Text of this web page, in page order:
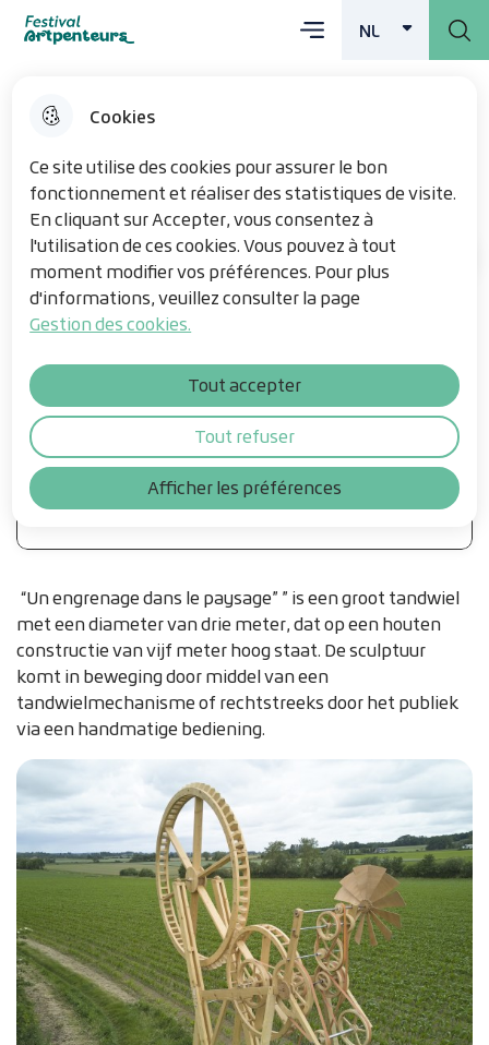
Cookies
Ce site utilise des cookies pour assurer le bon
fonctionnement et réaliser des statistiques de visite.
En cliquant sur Accepter, vous consentez à
l'utilisation de ces cookies. Vous pouvez à tout
moment modifier vos préférences. Pour plus
d'informations, veuillez consulter la page
Gestion des cookies.
Afficher les préférences
Tout accepter
Tout refuser
Skip
to
Overslaan en
naar de inhoud
Skip
to site
map
Festival Artpenteurs NL
DUTCH ACTIVE
Menu
Un engrenage dans le paysage
Home De kunstwerken
Van Stéphane Cauchy, op het
Weggetje van Oxelaëre in Sainte-
Marie-Cappel.
Table of contents
“Un engrenage dans le paysage” ” is een groot tandwiel
met een diameter van drie meter, dat op een houten
constructie van vijf meter hoog staat. De sculptuur
komt in beweging door middel van een
tandwielmechanisme of rechtstreeks door het publiek
via een handmatige bediening.